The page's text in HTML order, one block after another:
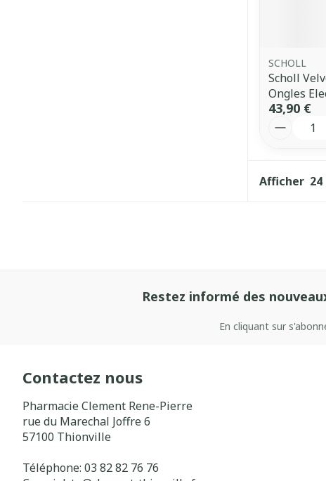
SCHOLL
Scholl
Ongles
43,90 €
Quantité
Afficher
Restez informé des
En cliquant sur
Contactez nous
Pharmacie Clement Rene-Pierre
rue du Marechal Joffre 6
57100 Thionville
Téléphone: 03 82 82 76 76